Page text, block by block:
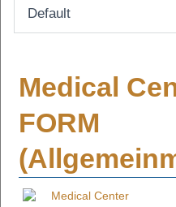
Medical
FORM